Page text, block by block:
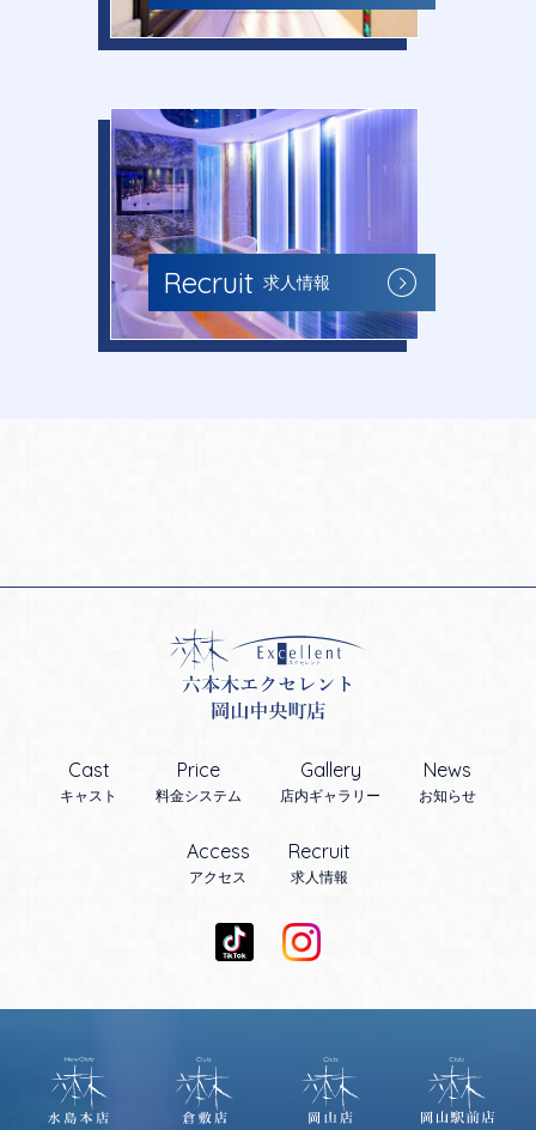
Recruit 求人情報
Cast
キャスト
Price
料金システム
Gallery
店内ギャラリー
News
お知らせ
Access
アクセス
Recruit
求人情報